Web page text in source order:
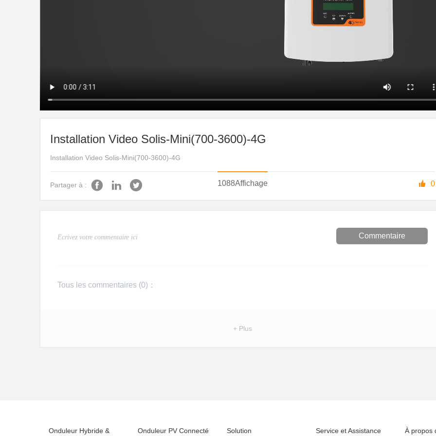
Installation Video Solis-Mini(700-3600)-4G
Installation Video Solis-Mini(700-3600)-4G
Partager à :  0
1088Affichage
Commentaire
Tous les commentaires (0)：
+ Plus
Onduleur Hybride &
Onduleur PV Connecté Solution Service et Assistance À propos